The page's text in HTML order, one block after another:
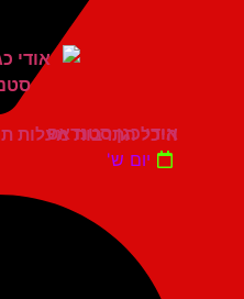
היכל התרבות מעלות תרשיחא
אודי כגן סטנדאפ
יום ש'